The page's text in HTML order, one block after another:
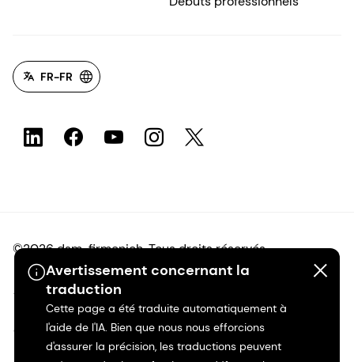
Avertissement concernant la
traduction
Cette page a été traduite automatiquement à
l'aide de l'IA. Bien que nous nous efforcions
d'assurer la précision, les traductions peuvent
FR-FR
©2026 dsm-firmenich. Tous droits réservés.
Avis de confidentialité
Conditions d'utilisation